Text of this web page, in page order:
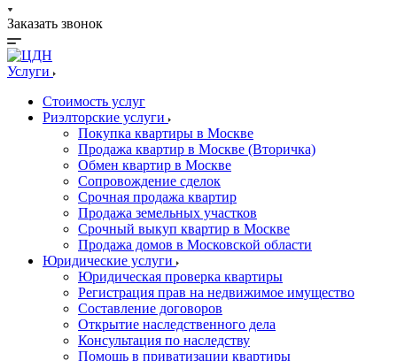
Заказать звонок
Услуги
Стоимость услуг
Риэлторские услуги
Покупка квартиры в Москве
Продажа квартир в Москве (Вторичка)
Обмен квартир в Москве
Сопровождение сделок
Срочная продажа квартир
Продажа земельных участков
Срочный выкуп квартир в Москве
Продажа домов в Московской области
Юридические услуги
Юридическая проверка квартиры
Регистрация прав на недвижимое имущество
Составление договоров
Открытие наследственного дела
Консультация по наследству
Помощь в приватизации квартиры